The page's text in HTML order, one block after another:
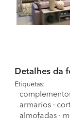
Detalhes da
Etiquetas:
armarios ·
almofadas ·